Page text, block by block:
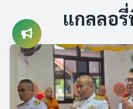
แกลลอรี่